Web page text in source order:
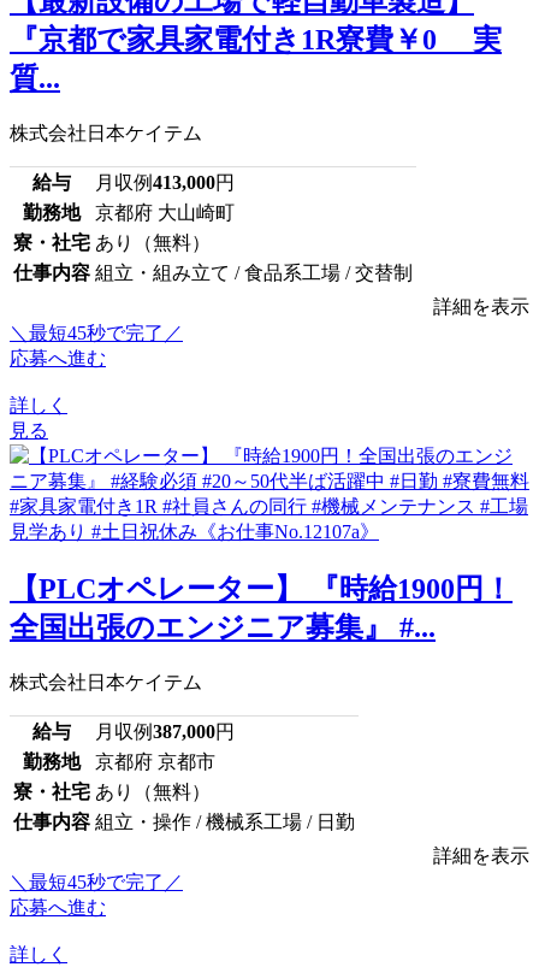
『京都で家具家電付き1R寮費￥0 実
質...
株式会社日本ケイテム
給与 月収例413,000円
勤務地
京都府 大山崎町
寮・社宅 あり（無料）
仕事内容 組立・組み立て / 食品系工場 / 交替制
詳細を表示
＼最短45秒で完了／
応募へ進む
詳しく
見る
【PLCオペレーター】 『時給1900円！
全国出張のエンジニア募集』 #...
株式会社日本ケイテム
給与 月収例387,000円
勤務地
京都府 京都市
寮・社宅 あり（無料）
仕事内容 組立・操作 / 機械系工場 / 日勤
詳細を表示
＼最短45秒で完了／
応募へ進む
詳しく